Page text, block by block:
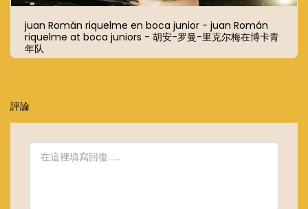
juan Román riquelme en boca junior - juan Román
riquelme at boca juniors - 胡安-罗曼-里克尔梅在博卡青
年队
評論